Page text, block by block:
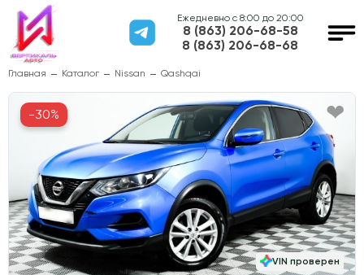
Ежедневно с 8:00 до 20:00
8 (863) 206-68-58
8 (863) 206-68-68
Главная Каталог Nissan Qashqai
VIN проверен
-30%